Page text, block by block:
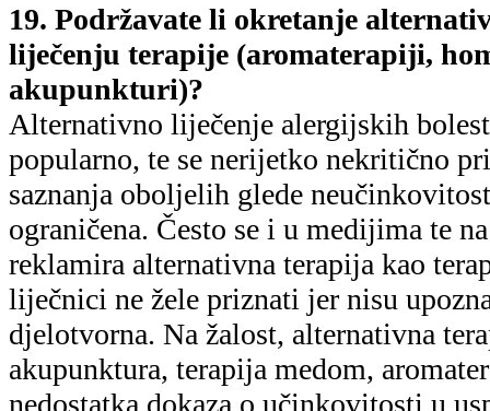
19. Podržavate li okretanje
liječenju terapije (aromaterapiji,
akupunkturi)?
Alternativno liječenje alergijskih
popularno, te se nerijetko nekritično
saznanja oboljelih glede
ograničena. Često se i u medijima te
reklamira alternativna terapija kao
liječnici ne žele priznati jer nisu
djelotvorna. Na žalost, alternativna
akupunktura, terapija medom,
nedostatka dokaza o učinkovitosti u